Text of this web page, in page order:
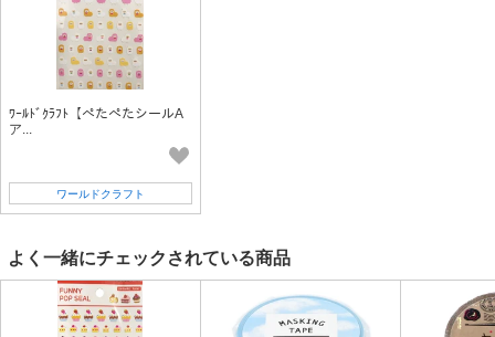
WE-FL10 / キャット
WE-FL13 / インコ
WE-FL15 / パンダ
WE-FL16 / カエル
WE-FL17 / アルパカ
WE-UV02 / スター
WE-UV07 / アルファベット
WE-UV08 / エッフェルトウ
ﾜｰﾙﾄﾞｸﾗﾌﾄ【ぺたぺたシールA
ア...
ワールドクラフト
よく一緒にチェックされている商品